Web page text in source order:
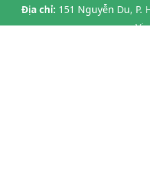
Địa chỉ: 151 Nguyễn Du, P.